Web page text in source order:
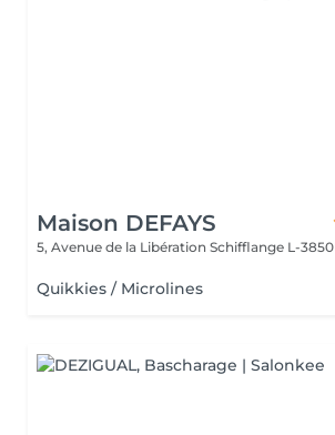
Maison DEFAYS
5, Avenue de la Libération Schifflange L-3850
Quikkies / Microlines